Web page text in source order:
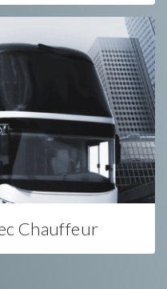
Chauffeur